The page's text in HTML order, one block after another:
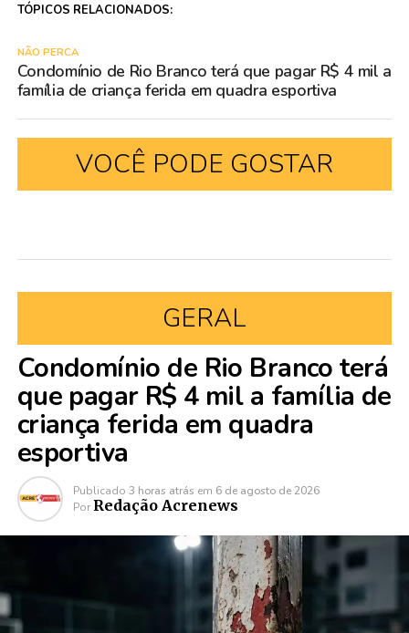
TÓPICOS RELACIONADOS:
NÃO PERCA
Condomínio de Rio Branco terá que pagar R$ 4 mil a
família de criança ferida em quadra esportiva
VOCÊ PODE GOSTAR
GERAL
Condomínio de Rio Branco terá
que pagar R$ 4 mil a família de
criança ferida em quadra
esportiva
Publicado 3 horas atrás em 6 de agosto de 2026
Por Redação Acrenews